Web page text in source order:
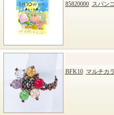
85820000 スパン
BFK10 マルチカ